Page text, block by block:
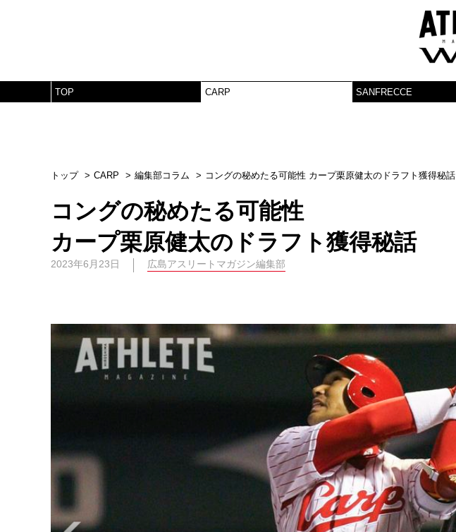
TOP CARP SANFRECCE
トップ CARP 編集部コラム コングの秘めたる可能性 カープ栗原健太のドラフト獲得秘話
コングの秘めたる可能性
カープ栗原健太のドラフト獲得秘話
2023年6月23日 広島アスリートマガジン編集部